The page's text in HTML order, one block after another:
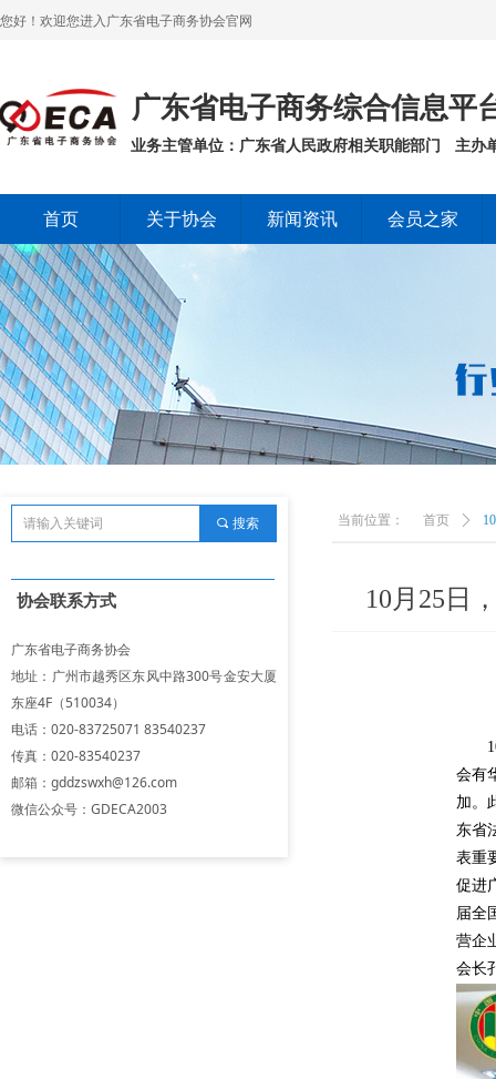
您好！欢迎您进入广东省电子商务协会官网
广东省电子商务综合信息
业务主管单位：广东省人民政府相关职能部门 主办
首页 关于协会 新闻资讯 会员之家
10月25日
首页 ꄲ
会有
加。
东省
表重
促进
届全
营企
会长
当前位置：
广东省电子商务协会
地址：广州市越秀区东风中路300号金安大厦
东座4F（510034）
电话：020-83725071 83540237
传真：020-83540237
邮箱：gddzswxh@126.com
微信公众号：GDECA2003
协会联系方式
끠 搜索